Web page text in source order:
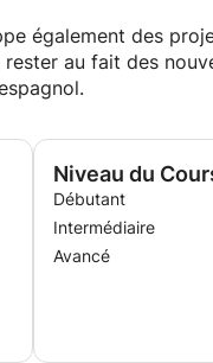
également des
au fait des
Niveau du
Débutant
Intermédiaire
Avancé